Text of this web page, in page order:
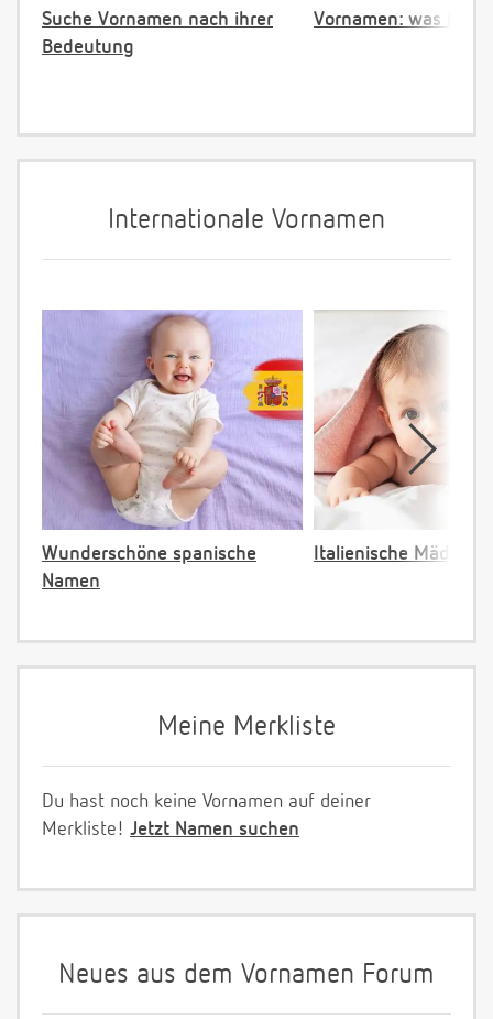
Suche Vornamen nach ihrer
Bedeutung
Vornamen: was ist
Internationale Vornamen
Wunderschöne spanische
Namen
Italienische
Meine Merkliste
Du hast noch keine Vornamen auf deiner
Merkliste! Jetzt Namen suchen
Neues aus dem Vornamen Forum